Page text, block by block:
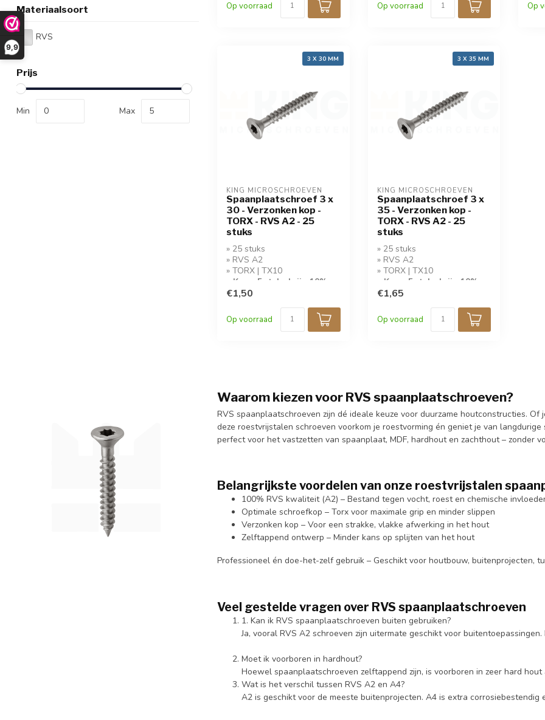
9,9
Materiaalsoort
RVS
Prijs
Min Max
Op voorraad Op voorraad Op
3 X 30 MM
KING MICROSCHROEVEN
Spaanplaatschroef 3 x
30 - Verzonken kop -
TORX - RVS A2 - 25
stuks
» 25 stuks
» RVS A2
» TORX | TX10
» Koop 5 stuks krijg 10%
korting!
€1,50
Op voorraad
3 X 35 MM
KING MICROSCHROEVEN
Spaanplaatschroef 3 x
35 - Verzonken kop -
TORX - RVS A2 - 25
stuks
» 25 stuks
» RVS A2
» TORX | TX10
» Koop 5 stuks krijg 10%
korting!
€1,65
Op voorraad
Waarom kiezen voor RVS spaanplaatschroeven?
RVS spaanplaatschroeven zijn dé ideale keuze voor duurzame houtconstructies.
deze roestvrijstalen schroeven voorkom je roestvorming én geniet je van
perfect voor het vastzetten van spaanplaat, MDF, hardhout en zachthout – zonder
Belangrijkste voordelen van onze roestvrijstalen
100% RVS kwaliteit (A2) – Bestand tegen vocht, roest en chemische
Optimale schroefkop – Torx voor maximale grip en minder slippen
Verzonken kop – Voor een strakke, vlakke afwerking in het hout
Zelftappend ontwerp – Minder kans op splijten van het hout
Professioneel én doe-het-zelf gebruik – Geschikt voor houtbouw, buitenprojecten,
Veel gestelde vragen over RVS spaanplaatschroeven
1. Kan ik RVS spaanplaatschroeven buiten gebruiken?
Ja, vooral RVS A2 schroeven zijn uitermate geschikt voor
Moet ik voorboren in hardhout?
Hoewel spaanplaatschroeven zelftappend zijn, is voorboren in zeer hard
Wat is het verschil tussen RVS A2 en A4?
A2 is geschikt voor de meeste buitenprojecten. A4 is extra